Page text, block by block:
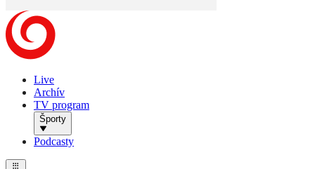
Live
Archív
TV program
Športy
Podcasty